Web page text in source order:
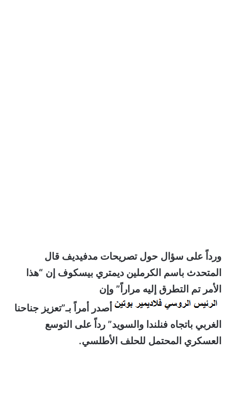
ورداً على سؤال حول تصريحات مدفيديف قال
المتحدث باسم الكرملين ديمتري بيسكوف إن “هذا
الأمر تم التطرق إليه مراراً” وإن
أصدر أمراً بـ”تعزيز جناحنا
الغربي باتجاه فنلندا والسويد” رداً على التوسع
العسكري المحتمل للحلف الأطلسي.